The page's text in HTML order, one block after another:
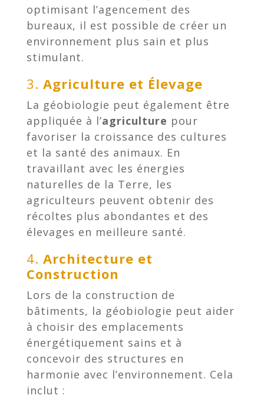
optimisant l’agencement des
bureaux, il est possible de créer un
environnement plus sain et plus
stimulant.
3. Agriculture et Élevage
La géobiologie peut également être
appliquée à l’agriculture pour
favoriser la croissance des cultures
et la santé des animaux. En
travaillant avec les énergies
naturelles de la Terre, les
agriculteurs peuvent obtenir des
récoltes plus abondantes et des
élevages en meilleure santé.
4. Architecture et
Construction
Lors de la construction de
bâtiments, la géobiologie peut aider
à choisir des emplacements
énergétiquement sains et à
concevoir des structures en
harmonie avec l’environnement. Cela
inclut :